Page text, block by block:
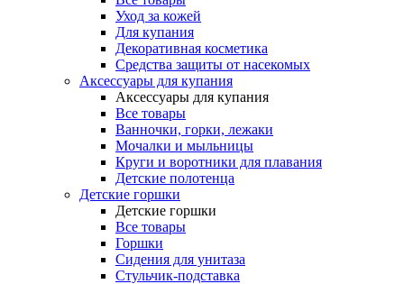
Уход за кожей
Для купания
Декоративная косметика
Средства защиты от насекомых
Аксессуары для купания
Аксессуары для купания
Все товары
Ванночки, горки, лежаки
Мочалки и мыльницы
Круги и воротники для плавания
Детские полотенца
Детские горшки
Детские горшки
Все товары
Горшки
Сидения для унитаза
Стульчик-подставка